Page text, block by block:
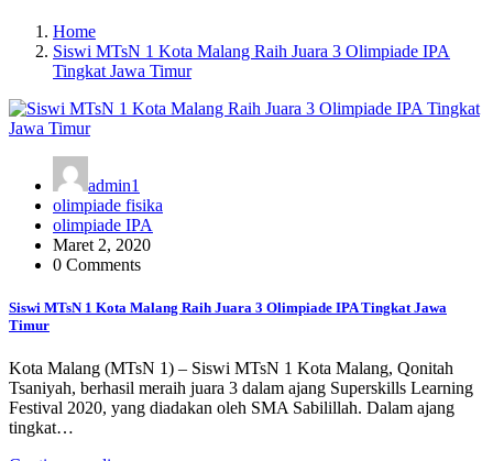
Home
Siswi MTsN 1 Kota Malang Raih Juara 3 Olimpiade IPA
Tingkat Jawa Timur
admin1
olimpiade fisika
olimpiade IPA
Maret 2, 2020
0 Comments
Siswi MTsN 1 Kota Malang Raih Juara 3 Olimpiade IPA Tingkat Jawa
Timur
Kota Malang (MTsN 1) – Siswi MTsN 1 Kota Malang, Qonitah
Tsaniyah, berhasil meraih juara 3 dalam ajang Superskills Learning
Festival 2020, yang diadakan oleh SMA Sabilillah. Dalam ajang
tingkat…